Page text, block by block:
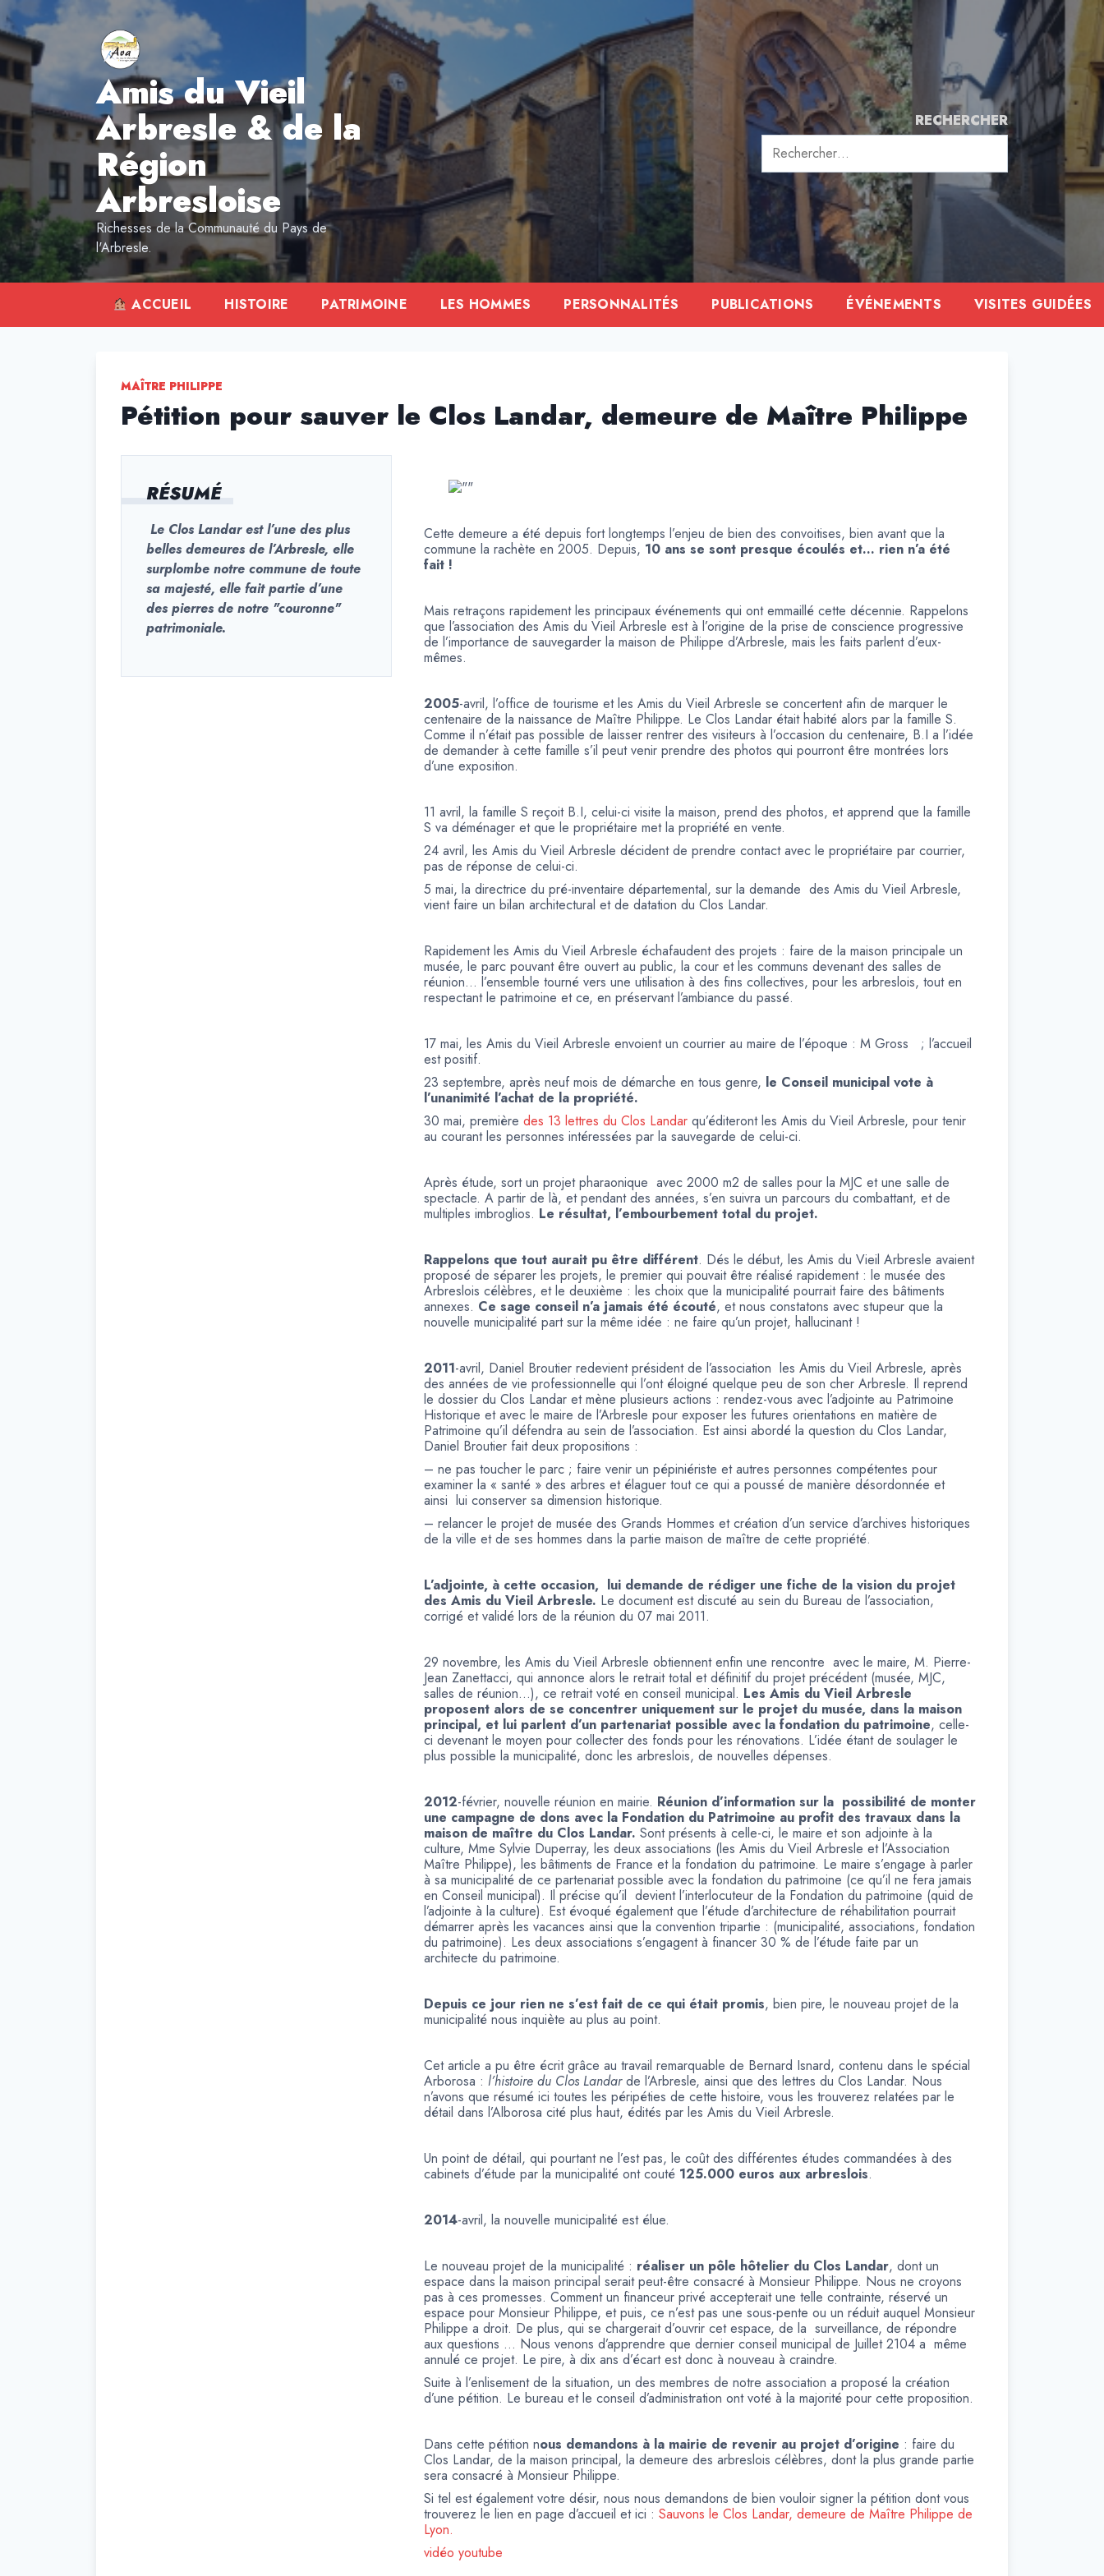
Aller
au
contenu
Amis du Vieil
Arbresle & de la
Région
Arbresloise
Richesses de la Communauté du Pays de
l'Arbresle.
RECHERCHER
Rechercher :
ACCUEIL HISTOIRE PATRIMOINE LES HOMMES PERSONNALITÉS PUBLICATIONS ÉVÉNEMENTS VISITES GUIDÉES
MAÎTRE PHILIPPE
Pétition pour sauver le Clos Landar, demeure de Maître Philippe
RÉSUMÉ
Le Clos Landar est l’une des plus
belles demeures de l’Arbresle, elle
surplombe notre commune de toute
sa majesté, elle fait partie d’une
des pierres de notre "couronne"
patrimoniale.
Cette demeure a été depuis fort longtemps l’enjeu de bien des convoitises, bien avant que la
commune la rachète en 2005. Depuis, 10 ans se sont presque écoulés et… rien n’a été
fait !
Mais retraçons rapidement les principaux événements qui ont emmaillé cette décennie. Rappelons
que l’association des Amis du Vieil Arbresle est à l’origine de la prise de conscience progressive
de l’importance de sauvegarder la maison de Philippe d’Arbresle, mais les faits parlent d’eux-
mêmes.
2005-avril, l’office de tourisme et les Amis du Vieil Arbresle se concertent afin de marquer le
centenaire de la naissance de Maître Philippe. Le Clos Landar était habité alors par la famille S.
Comme il n’était pas possible de laisser rentrer des visiteurs à l’occasion du centenaire, B.I a l’idée
de demander à cette famille s’il peut venir prendre des photos qui pourront être montrées lors
d’une exposition.
11 avril, la famille S reçoit B.I, celui-ci visite la maison, prend des photos, et apprend que la famille
S va déménager et que le propriétaire met la propriété en vente.
24 avril, les Amis du Vieil Arbresle décident de prendre contact avec le propriétaire par courrier,
pas de réponse de celui-ci.
5 mai, la directrice du pré-inventaire départemental, sur la demande des Amis du Vieil Arbresle,
vient faire un bilan architectural et de datation du Clos Landar.
Rapidement les Amis du Vieil Arbresle échafaudent des projets : faire de la maison principale un
musée, le parc pouvant être ouvert au public, la cour et les communs devenant des salles de
réunion… l’ensemble tourné vers une utilisation à des fins collectives, pour les arbreslois, tout en
respectant le patrimoine et ce, en préservant l’ambiance du passé.
17 mai, les Amis du Vieil Arbresle envoient un courrier au maire de l’époque : M Gross ; l’accueil
est positif.
23 septembre, après neuf mois de démarche en tous genre, le Conseil municipal vote à
l’unanimité l’achat de la propriété.
30 mai, première des 13 lettres du Clos Landar qu’éditeront les Amis du Vieil Arbresle, pour tenir
au courant les personnes intéressées par la sauvegarde de celui-ci.
Après étude, sort un projet pharaonique avec 2000 m2 de salles pour la MJC et une salle de
spectacle. A partir de là, et pendant des années, s’en suivra un parcours du combattant, et de
multiples imbroglios. Le résultat, l’embourbement total du projet.
Rappelons que tout aurait pu être différent. Dés le début, les Amis du Vieil Arbresle avaient
proposé de séparer les projets, le premier qui pouvait être réalisé rapidement : le musée des
Arbreslois célèbres, et le deuxième : les choix que la municipalité pourrait faire des bâtiments
annexes. Ce sage conseil n’a jamais été écouté, et nous constatons avec stupeur que la
nouvelle municipalité part sur la même idée : ne faire qu’un projet, hallucinant !
2011-avril, Daniel Broutier redevient président de l’association les Amis du Vieil Arbresle, après
des années de vie professionnelle qui l’ont éloigné quelque peu de son cher Arbresle. Il reprend
le dossier du Clos Landar et mène plusieurs actions : rendez-vous avec l’adjointe au Patrimoine
Historique et avec le maire de l’Arbresle pour exposer les futures orientations en matière de
Patrimoine qu’il défendra au sein de l’association. Est ainsi abordé la question du Clos Landar,
Daniel Broutier fait deux propositions :
– ne pas toucher le parc ; faire venir un pépiniériste et autres personnes compétentes pour
examiner la « santé » des arbres et élaguer tout ce qui a poussé de manière désordonnée et
ainsi lui conserver sa dimension historique.
– relancer le projet de musée des Grands Hommes et création d’un service d’archives historiques
de la ville et de ses hommes dans la partie maison de maître de cette propriété.
L’adjointe, à cette occasion, lui demande de rédiger une fiche de la vision du projet
des Amis du Vieil Arbresle. Le document est discuté au sein du Bureau de l’association,
corrigé et validé lors de la réunion du 07 mai 2011.
29 novembre, les Amis du Vieil Arbresle obtiennent enfin une rencontre avec le maire, M. Pierre-
Jean Zanettacci, qui annonce alors le retrait total et définitif du projet précédent (musée, MJC,
salles de réunion…), ce retrait voté en conseil municipal. Les Amis du Vieil Arbresle
proposent alors de se concentrer uniquement sur le projet du musée, dans la maison
principal, et lui parlent d’un partenariat possible avec la fondation du patrimoine, celle-
ci devenant le moyen pour collecter des fonds pour les rénovations. L’idée étant de soulager le
plus possible la municipalité, donc les arbreslois, de nouvelles dépenses.
2012-février, nouvelle réunion en mairie. Réunion d’information sur la possibilité de monter
une campagne de dons avec la Fondation du Patrimoine au profit des travaux dans la
maison de maître du Clos Landar. Sont présents à celle-ci, le maire et son adjointe à la
culture, Mme Sylvie Duperray, les deux associations (les Amis du Vieil Arbresle et l’Association
Maître Philippe), les bâtiments de France et la fondation du patrimoine. Le maire s’engage à parler
à sa municipalité de ce partenariat possible avec la fondation du patrimoine (ce qu’il ne fera jamais
en Conseil municipal). Il précise qu’il devient l’interlocuteur de la Fondation du patrimoine (quid de
l’adjointe à la culture). Est évoqué également que l’étude d’architecture de réhabilitation pourrait
démarrer après les vacances ainsi que la convention tripartie : (municipalité, associations, fondation
du patrimoine). Les deux associations s’engagent à financer 30 % de l’étude faite par un
architecte du patrimoine.
Depuis ce jour rien ne s’est fait de ce qui était promis, bien pire, le nouveau projet de la
municipalité nous inquiète au plus au point.
Cet article a pu être écrit grâce au travail remarquable de Bernard Isnard, contenu dans le spécial
Arborosa : l’histoire du Clos Landarde l’Arbresle, ainsi que des lettres du Clos Landar. Nous
n’avons que résumé ici toutes les péripéties de cette histoire, vous les trouverez relatées par le
détail dans l’Alborosa cité plus haut, édités par les Amis du Vieil Arbresle.
Un point de détail, qui pourtant ne l’est pas, le coût des différentes études commandées à des
cabinets d’étude par la municipalité ont couté 125.000 euros aux arbreslois.
2014-avril, la nouvelle municipalité est élue.
Le nouveau projet de la municipalité : réaliser un pôle hôtelier du Clos Landar, dont un
espace dans la maison principal serait peut-être consacré à Monsieur Philippe. Nous ne croyons
pas à ces promesses. Comment un financeur privé accepterait une telle contrainte, réservé un
espace pour Monsieur Philippe, et puis, ce n’est pas une sous-pente ou un réduit auquel Monsieur
Philippe a droit. De plus, qui se chargerait d’ouvrir cet espace, de la surveillance, de répondre
aux questions … Nous venons d’apprendre que dernier conseil municipal de Juillet 2104 a même
annulé ce projet. Le pire, à dix ans d’écart est donc à nouveau à craindre.
Suite à l’enlisement de la situation, un des membres de notre association a proposé la création
d’une pétition. Le bureau et le conseil d’administration ont voté à la majorité pour cette proposition.
Dans cette pétition nous demandons à la mairie de revenir au projet d’origine : faire du
Clos Landar, de la maison principal, la demeure des arbreslois célèbres, dont la plus grande partie
sera consacré à Monsieur Philippe.
Si tel est également votre désir, nous nous demandons de bien vouloir signer la pétition dont vous
trouverez le lien en page d’accueil et ici : Sauvons le Clos Landar, demeure de Maître Philippe de
Lyon.
vidéo youtube